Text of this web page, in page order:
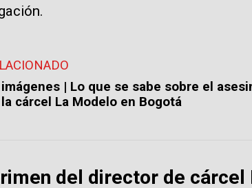
imágenes | Lo que se sabe sobre el
cárcel La Modelo en Bogotá
del director de cárcel